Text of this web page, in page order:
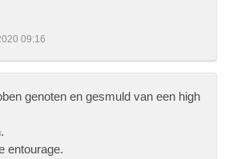
09:16
genoten en gesmuld van een high
entourage.